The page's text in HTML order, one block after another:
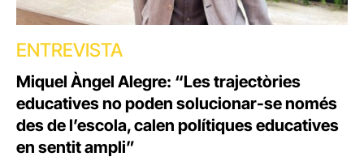
ENTREVISTA
Miquel Àngel Alegre: “Les trajectòries
educatives no poden solucionar-se només
des de l’escola, calen polítiques educatives
en sentit ampli”